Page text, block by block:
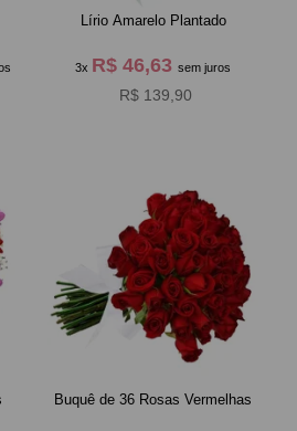
Lírio Amarelo Plantado
3x R$ 46,63sem juros
R$ 139,90
Buquê de 36 Rosas Vermelhas